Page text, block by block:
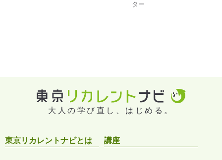
ター
大人の学び直し、はじめる。
東京リカレントナビとは 講座